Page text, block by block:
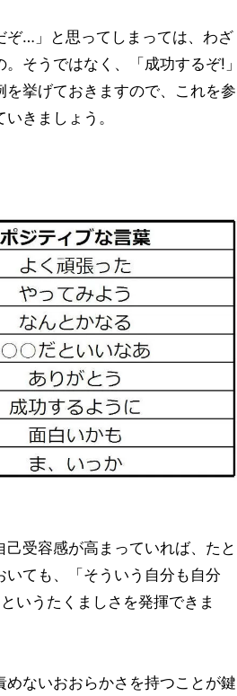
ぞ…」と思ってしまっては、わざ
そうではなく、「成功するぞ!」
挙げておきますので、これを参
きましょう。
受容感が高まっていれば、たと
ても、「そういう自分も自分
いうたくましさを発揮できま
ないおおらかさを持つことが鍵